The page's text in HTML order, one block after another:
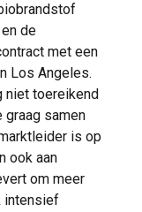
de
met een
Los Angeles.
niet toereikend
graag samen
is op
ook aan
om meer
intensief